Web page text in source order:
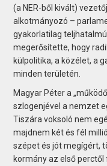
(a NER-ből kivált)
alkotmányozó –
gyakorlatilag
megerősítette, hogy
külpolitika, a közélet, a
minden területén.
Magyar Péter a
szlogenjével a nemzet
Tiszára voksoló nem
majdnem két és fél
szépet és jót megígért,
kormány az első